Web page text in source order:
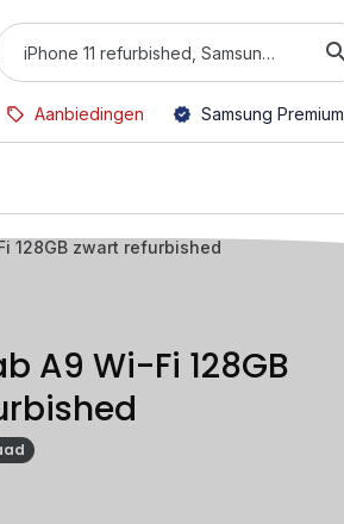
Aanbiedingen Samsung Premium
128GB zwart refurbished
A9 Wi-Fi 128GB